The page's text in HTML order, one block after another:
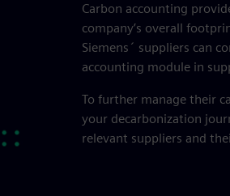
Carbon accounting
company’s overall
Siemens´ suppliers can
accounting module in
To further manage their
your decarbonization
relevant suppliers and